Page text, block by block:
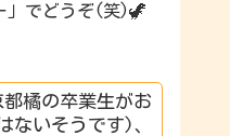
」でどうぞ(笑)🦖
橘の卒業生がお
ないそうです)、